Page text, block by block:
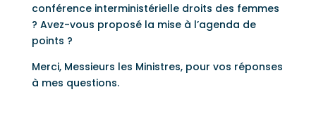
conférence interministérielle droits des femmes
? Avez-vous proposé la mise à l’agenda de
points ?
Merci, Messieurs les Ministres, pour vos réponses
à mes questions.